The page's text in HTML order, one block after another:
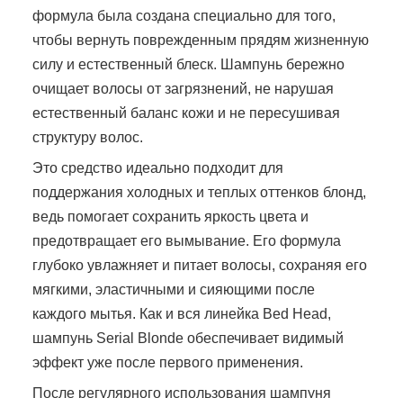
формула была создана специально для того,
чтобы вернуть поврежденным прядям жизненную
силу и естественный блеск. Шампунь бережно
очищает волосы от загрязнений, не нарушая
естественный баланс кожи и не пересушивая
структуру волос.
Это средство идеально подходит для
поддержания холодных и теплых оттенков блонд,
ведь помогает сохранить яркость цвета и
предотвращает его вымывание. Его формула
глубоко увлажняет и питает волосы, сохраняя его
мягкими, эластичными и сияющими после
каждого мытья. Как и вся линейка Bed Head,
шампунь Serial Blonde обеспечивает видимый
эффект уже после первого применения.
После регулярного использования шампуня